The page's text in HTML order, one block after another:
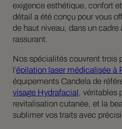
exigence esthétique, confort
détail a été conçu pour vous
de haut niveau, dans un cadre
rassurant.
Nos spécialités couvrent trois
l’épilation laser médicalisée à
équipements Candela de
visage Hydrafacial, véritables
revitalisation cutanée, et la
sublimer vos traits avec